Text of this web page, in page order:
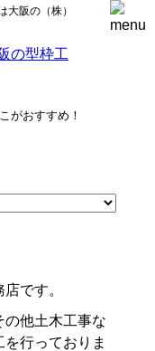
大阪の（株）
がおすすめ！
です。
の他土木工事な
行っておりま